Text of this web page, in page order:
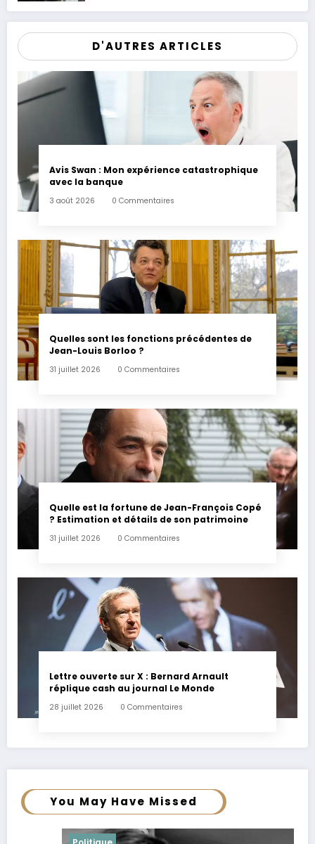
D'AUTRES ARTICLES
Avis Swan : Mon expérience catastrophique
avec la banque
3 août 2026 0 Commentaires
Quelles sont les fonctions précédentes de
Jean-Louis Borloo ?
31 juillet 2026 0 Commentaires
Quelle est la fortune de Jean-François Copé
? Estimation et détails de son patrimoine
31 juillet 2026 0 Commentaires
Lettre ouverte sur X : Bernard Arnault
réplique cash au journal Le Monde
28 juillet 2026 0 Commentaires
You May Have Missed